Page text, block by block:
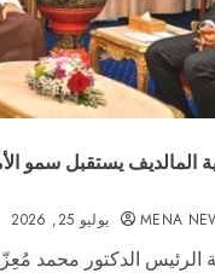
المالديف يستقبل سمو
MENA يوليو 25, 2026
الرئيس الدكتور محمد